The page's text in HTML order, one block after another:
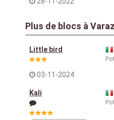
Plus de blocs à
Little bird
03-11-2024
Kali